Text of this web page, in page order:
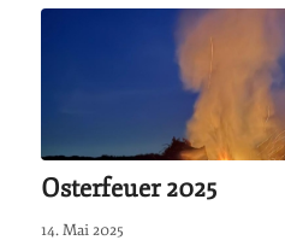
Osterfeuer 2025
14. Mai 2025